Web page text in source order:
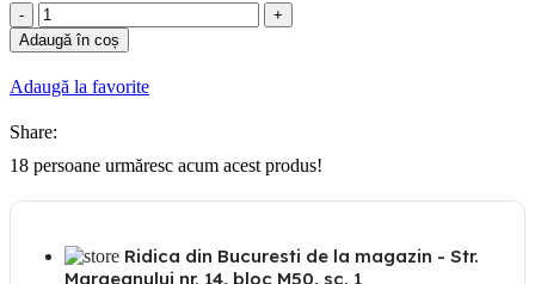
Cantitate
Panou
metal
60x70x20
Adaugă în coș
Adaugă la favorite
Share:
18 persoane urmăresc acum acest produs!
Ridica din Bucuresti de la magazin - Str.
Margeanului nr. 14, bloc M50, sc. 1